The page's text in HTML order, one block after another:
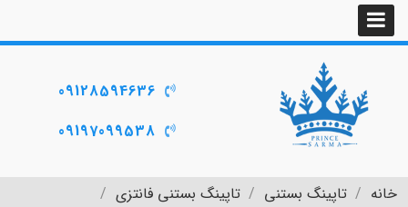
09128594636
09197099538
خانه تاپینگ بستنی
تاپینگ بستنی فانتزی